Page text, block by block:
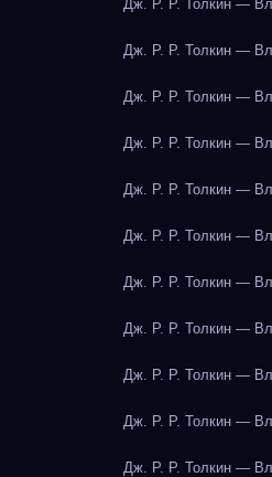
Дж. Р. Р. Толкин —
Дж. Р. Р. Толкин —
Дж. Р. Р. Толкин —
Дж. Р. Р. Толкин —
Дж. Р. Р. Толкин —
Дж. Р. Р. Толкин —
Дж. Р. Р. Толкин —
Дж. Р. Р. Толкин —
Дж. Р. Р. Толкин —
Дж. Р. Р. Толкин —
Дж. Р. Р. Толкин —